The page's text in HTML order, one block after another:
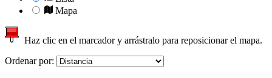
Mapa
Haz clic en el marcador y arrástralo para reposicionar el mapa.
Ordenar por: